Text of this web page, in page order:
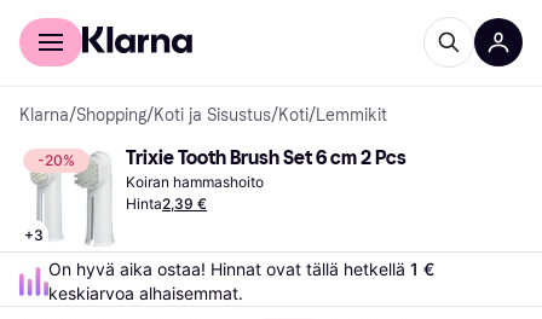
Kuluttajille
Klarna/Shopping/Koti ja Sisustus/Koti/Lemmikit
-20%
+3
Trixie Tooth Brush Set 6 cm 2 Pcs
Koiran hammashoito
Hinta2,39 €
On hyvä aika ostaa! Hinnat ovat tällä hetkellä 1 €
keskiarvoa alhaisemmat.